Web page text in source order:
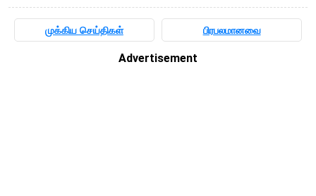
முக்கிய செய்திகள் பிரபலமானவை
Advertisement